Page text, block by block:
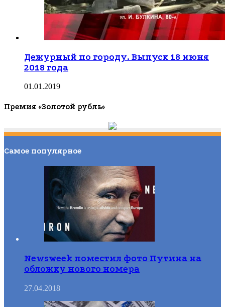
Дежурный по городу. Выпуск 18 июня
2018 года
01.01.2019
Премия «Золотой рубль»
Самое популярное
Newsweek поместил фото Путина на
обложку нового номера
27.04.2018